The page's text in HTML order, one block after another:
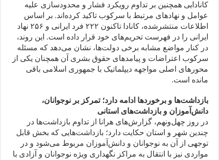
کانادایی همچنین بر تداوم رویکرد فشار و محدودسازی علیه
عوامل و نهادهای مرتبط با سرکوب تاکید کرده‌اند. بر اساس
اطلاعات منتشرشده، کانادا تاکنون ۲۲۲ فرد ایرانی و ۲۵۶ نهاد
ایرانی را در فهرست تحریم‌های خود قرار داده است. این روند،
در کنار مواضع مشابه برخی دولت‌ها، نشان می‌دهد که مسئله
سرکوب اعتراضات و پیامدهای حقوق بشری آن همچنان یکی از
محورهای اصلی مواجهه دیپلماتیک با جمهوری اسلامی باقی
مانده است.
بازداشت‌ها و برخوردها ادامه دارد؛ تمرکز بر نوجوانان،
دانش‌آموزان و بازداشت‌های استانی
در روز چهل‌ونهم، گزارش‌های هرانا از تداوم بازداشت‌ها در
چندین شهر و استان حکایت دارد؛ بازداشت‌هایی که بخش قابل
توجهی از آن به نوجوانان و دانش‌آموزان مربوط می‌شود و در
مواردی نیز با انتقال به مراکز نگهداری ویژه نوجوانان و آزادی با